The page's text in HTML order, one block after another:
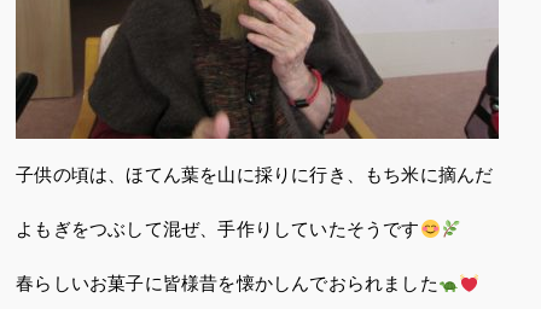
子供の頃は、ほてん葉を山に採りに行き、もち米に摘んだ
よもぎをつぶして混ぜ、手作りしていたそうです
春らしいお菓子に皆様昔を懐かしんでおられました